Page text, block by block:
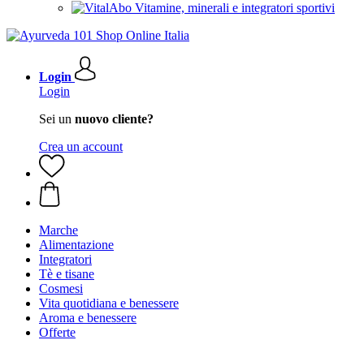
Vitamine, minerali e integratori sportivi
Login
Login
Sei un nuovo cliente?
Crea un account
Marche
Alimentazione
Integratori
Tè e tisane
Cosmesi
Vita quotidiana e benessere
Aroma e benessere
Offerte